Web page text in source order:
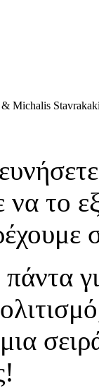
Michalis
να το
μια